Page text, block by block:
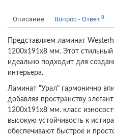
Описание Вопрос - Ответ 0
Представляем ламинат
1200x191x8 мм. Этот
идеально подходит для
интерьера.
Ламинат "Урал" гармонично
добавляя пространству
1200x191x8 мм. класс
высокую устойчивость к
обеспечивают быстрое и